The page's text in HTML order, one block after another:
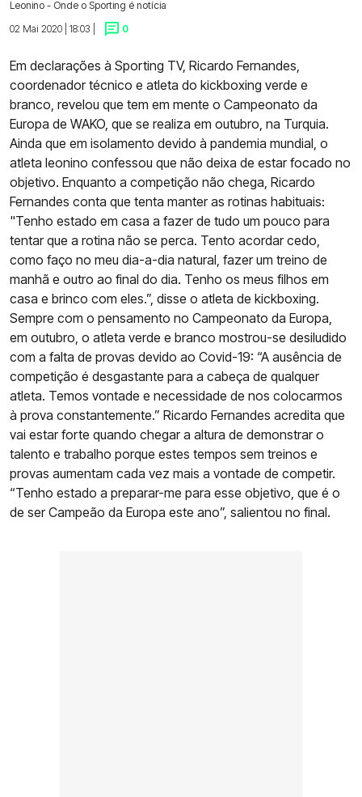
Leonino - Onde o Sporting é notícia
02 Mai 2020 | 18:03 |
0
Em declarações à Sporting TV, Ricardo Fernandes,
coordenador técnico e atleta do kickboxing verde e
branco, revelou que tem em mente o Campeonato da
Europa de WAKO, que se realiza em outubro, na Turquia.
Ainda que em isolamento devido à pandemia mundial, o
atleta leonino confessou que não deixa de estar focado no
objetivo. Enquanto a competição não chega, Ricardo
Fernandes conta que tenta manter as rotinas habituais:
"Tenho estado em casa a fazer de tudo um pouco para
tentar que a rotina não se perca. Tento acordar cedo,
como faço no meu dia-a-dia natural, fazer um treino de
manhã e outro ao final do dia. Tenho os meus filhos em
casa e brinco com eles.”, disse o atleta de kickboxing.
Sempre com o pensamento no Campeonato da Europa,
em outubro, o atleta verde e branco mostrou-se desiludido
com a falta de provas devido ao Covid-19: “A ausência de
competição é desgastante para a cabeça de qualquer
atleta. Temos vontade e necessidade de nos colocarmos
à prova constantemente.” Ricardo Fernandes acredita que
vai estar forte quando chegar a altura de demonstrar o
talento e trabalho porque estes tempos sem treinos e
provas aumentam cada vez mais a vontade de competir.
“Tenho estado a preparar-me para esse objetivo, que é o
de ser Campeão da Europa este ano”, salientou no final.